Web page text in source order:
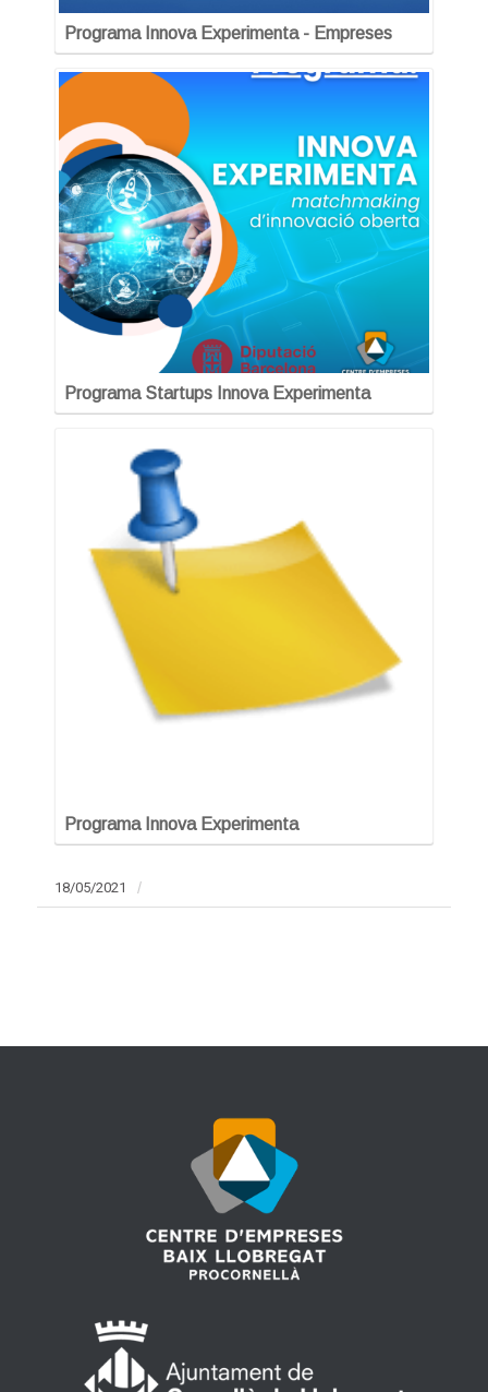
Programa Innova Experimenta - Empreses
Programa Startups Innova Experimenta
Programa Innova Experimenta
18/05/2021 /